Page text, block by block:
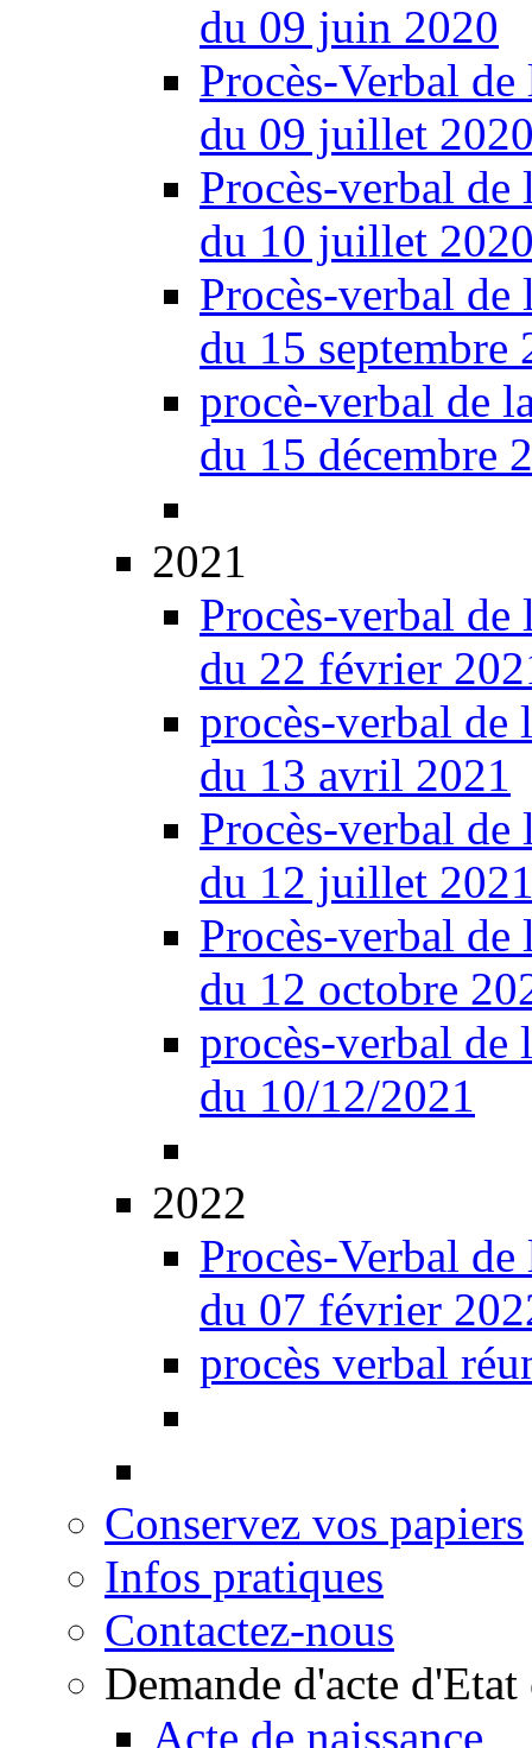
du 09 juin 2020
Procès-Verbal
du 09 juillet
Procès-verbal
du 10 juillet
Procès-verbal
du 15 septembre
procè-verbal de
du 15 décembre
2021
Procès-verbal
du 22 février
procès-verbal
du 13 avril 2021
Procès-verbal
du 12 juillet
Procès-verbal
du 12 octobre
procès-verbal
du 10/12/2021
2022
Procès-Verbal
du 07 février
procès verbal
Conservez vos papiers
Infos pratiques
Contactez-nous
Demande d'acte
Acte de naissance